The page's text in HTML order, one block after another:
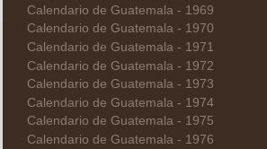
Calendario de Guatemala - 1969
Calendario de Guatemala - 1970
Calendario de Guatemala - 1971
Calendario de Guatemala - 1972
Calendario de Guatemala - 1973
Calendario de Guatemala - 1974
Calendario de Guatemala - 1975
Calendario de Guatemala - 1976